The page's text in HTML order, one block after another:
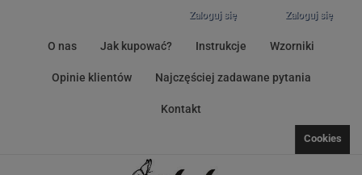
Zaloguj się
Zaloguj się
O nas Jak kupować? Instrukcje Wzorniki
Opinie klientów Najczęściej zadawane pytania
Kontakt
Cookies